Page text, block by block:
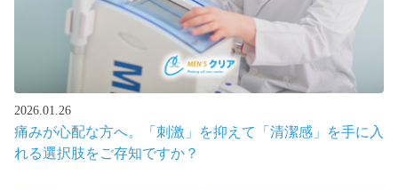
2026.01.26
痛みが心配な方へ。「刺激」を抑えて「清潔感」を手に入
れる選択肢をご存知ですか？